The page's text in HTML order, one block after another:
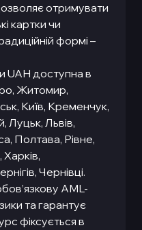
отримувати
картки чи
формі –
UAH доступна в
Житомир,
Київ, Кременчук,
Луцьк, Львів,
Полтава, Рівне,
Чернівці.
AML-
та гарантує
фіксується в